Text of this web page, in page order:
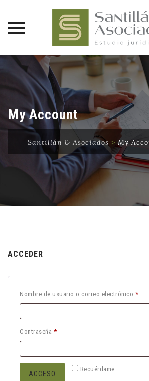
Saltar
contenido
My Account
Santillán & Asociados >My
ACCEDER
Nombre de usuario o correo electrónico *
Contraseña *Obligatorio
Recuérdame
ACCESO